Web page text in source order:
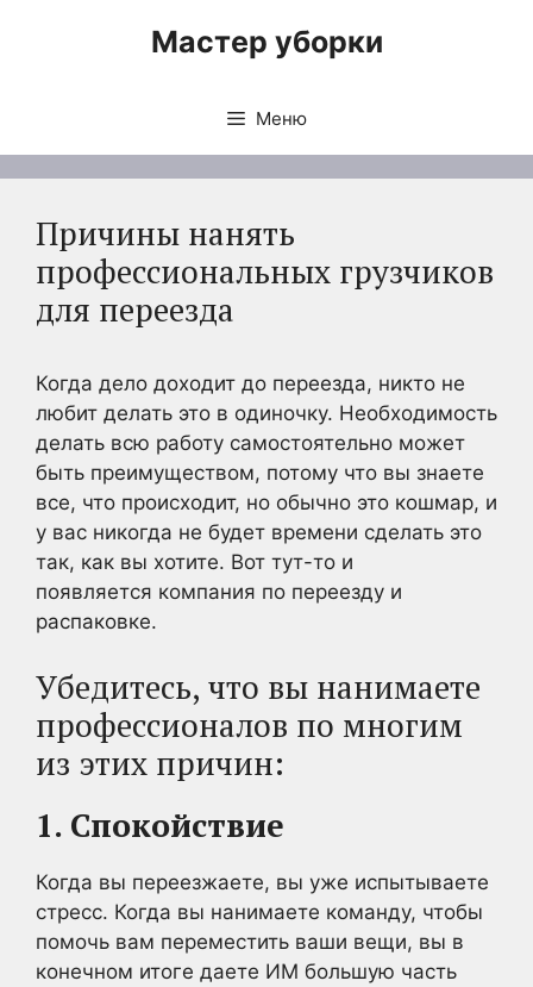
Мастер уборки
Меню
Причины нанять
профессиональных грузчиков
для переезда
Когда дело доходит до переезда, никто не
любит делать это в одиночку. Необходимость
делать всю работу самостоятельно может
быть преимуществом, потому что вы знаете
все, что происходит, но обычно это кошмар, и
у вас никогда не будет времени сделать это
так, как вы хотите. Вот тут-то и
появляется компания по переезду и
распаковке.
Убедитесь, что вы нанимаете
профессионалов по многим
из этих причин:
1. Спокойствие
Когда вы переезжаете, вы уже испытываете
стресс. Когда вы нанимаете команду, чтобы
помочь вам переместить ваши вещи, вы в
конечном итоге даете ИМ большую часть